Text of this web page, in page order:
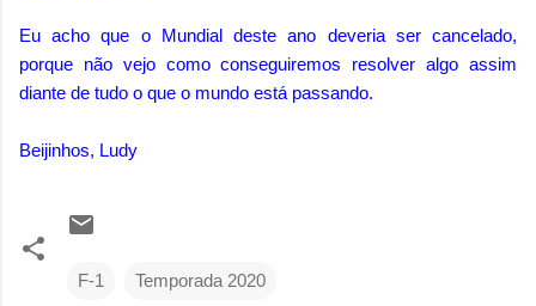
Eu acho que o Mundial deste ano deveria ser cancelado,
porque não vejo como conseguiremos resolver algo assim
diante de tudo o que o mundo está passando.
Beijinhos, Ludy
F-1 Temporada 2020